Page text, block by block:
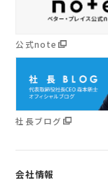
公式note
社長ブログ
会社情報